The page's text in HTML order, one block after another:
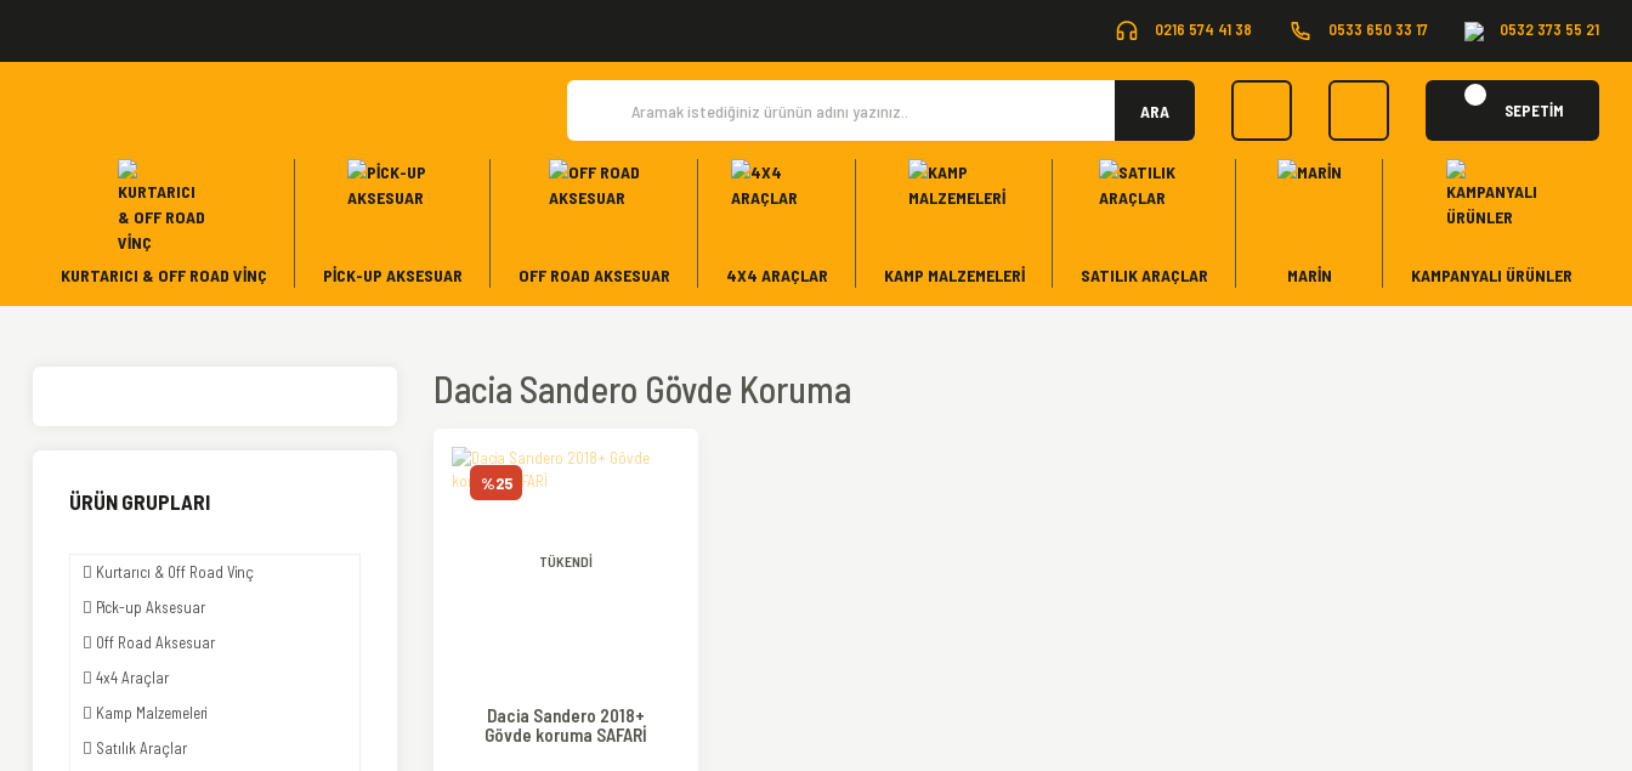
0216 574 41 38 0533 650 33 17 0532 373 55 21
ARA SEPETİM
KURTARICI & OFF ROAD VINÇ PICK-UP AKSESUAR OFF ROAD AKSESUAR 4X4 ARAÇLAR KAMP MALZEMELERI SATILIK ARAÇLAR MARİN KAMPANYALI ÜRÜNLER
ÜRÜN GRUPLARI
Kurtarıcı & Off Road Vinç
Pick-up Aksesuar
Off Road Aksesuar
4x4 Araçlar
Kamp Malzemeleri
Satılık Araçlar
Dacia Sandero Gövde Koruma
%25
TÜKENDİ
Dacia Sandero 2018+
Gövde koruma SAFARİ